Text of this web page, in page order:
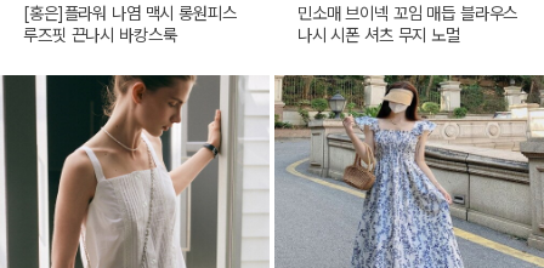
[홍은]플라워 나염 맥시 롱원피스
루즈핏 끈나시 바캉스룩
민소매 브이넥 꼬임 매듭 블라우스
나시 시폰 셔츠 무지 노멀